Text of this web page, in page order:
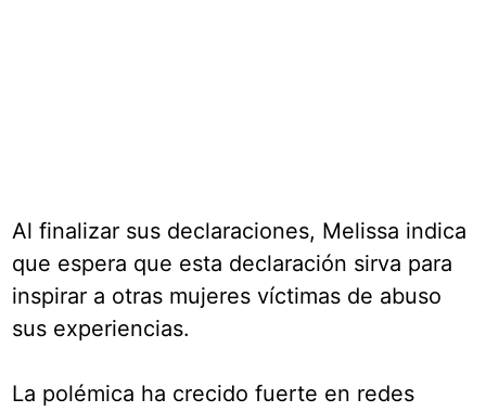
Al finalizar sus declaraciones, Melissa indica
que espera que esta declaración sirva para
inspirar a otras mujeres víctimas de abuso
sus experiencias.
La polémica ha crecido fuerte en redes